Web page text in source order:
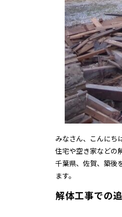
みなさん、こんにち
住宅や空き家などの
千葉県、佐賀、築後
ます。
解体工事での